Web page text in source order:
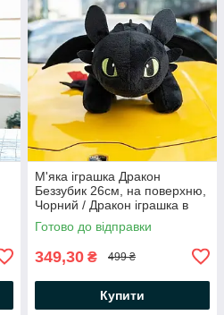
М'яка іграшка Дракон
Беззубик 26см, на поверхню,
Чорний / Дракон іграшка в
авто / Беззубик іграшка
Готово до відправки
349,30 ₴ 499 ₴
Купити